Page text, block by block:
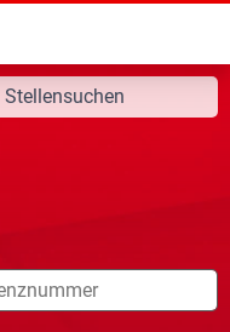
Stellensuchen